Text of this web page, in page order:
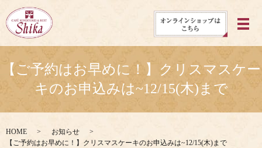
メ
【ご予約はお早めに！】クリスマスケー
キのお申込みは~12/15(木)まで
HOME
お知らせ
【ご予約はお早めに！】クリスマスケーキのお申込みは~12/15(木)まで